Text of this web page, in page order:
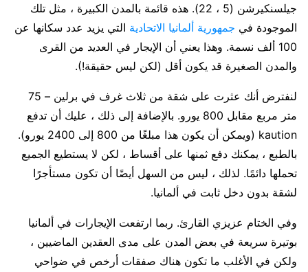
جيلسنكيرشن (5 ، 22). هذه قائمة بالمدن الكبيرة ، مثل تلك
الموجودة في جمهورية ألمانيا الاتحادية التي يزيد عدد سكانها عن
100 ألف نسمة. وهذا يعني أن الإيجار في العديد من القرى
والمدن الصغيرة قد يكون أقل (لكن ليس حقيقة!).
لنفترض أنك عثرت على شقة من ثلاث غرف في برلين – 75
متر مربع مقابل 800 يورو. بالإضافة إلى ذلك ، عليك أن تدفع
kaution (ويمكن أن يكون هذا مبلغًا من 800 إلى 2400 يورو).
بالطبع ، يمكنك دفع ثمنها على أقساط ، لكن لا يستطيع الجميع
تحملها دائمًا. لذلك ، ليس من السهل أيضًا أن تكون مستأجرًا
لشقة بدون دخل ثابت في ألمانيا.
وفي الختام عزيزي القارئ. ربما ارتفعت الإيجارات في ألمانيا
بوتيرة سريعة في بعض المدن على مدى العقدين الماضيين ،
ولكن في الأغلب ما تكون هناك صفقات أرخص في ضواحي